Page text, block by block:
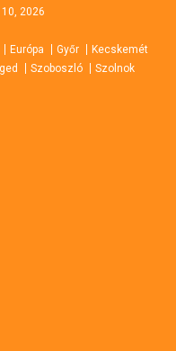
2026
Európa Győr
Kecskemét
Szoboszló Szolnok